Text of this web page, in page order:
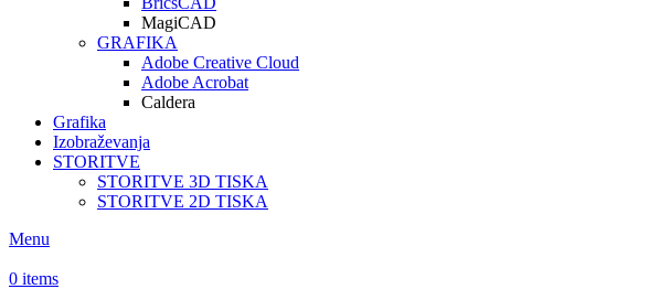
MagiCAD
GRAFIKA
Adobe Creative Cloud
Adobe Acrobat
Caldera
Grafika
Izobraževanja
STORITVE
STORITVE 3D TISKA
STORITVE 2D TISKA
Menu
0 items